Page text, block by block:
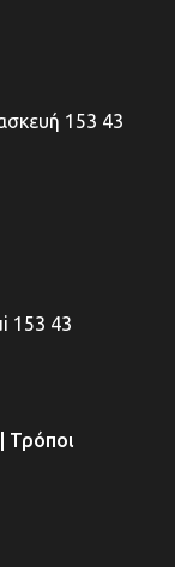
153 43
153 43
Τρόποι